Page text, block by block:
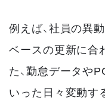
例えば、社員の異
ベースの更新に合
た、勤怠データや
いった日々変動す